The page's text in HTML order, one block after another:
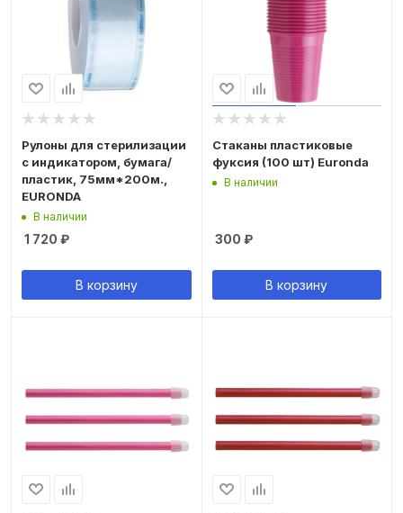
Рулоны для стерилизации
с индикатором, бумага/
пластик, 75мм*200м.,
EURONDA
В наличии
1 720 ₽
В корзину
Стаканы пластиковые
фуксия (100 шт) Euronda
В наличии
300 ₽
В корзину